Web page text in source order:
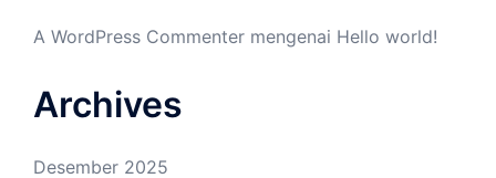
A WordPress Commenter mengenai Hello world!
Archives
Desember 2025